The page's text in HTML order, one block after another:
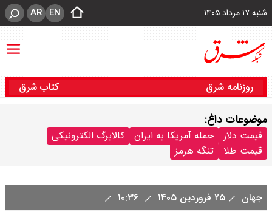
شنبه ۱۷ مرداد ۱۴۰۵ EN
AR
روزنامه شرق کتاب شرق
موضوعات داغ:
قیمت دلار حمله آمریکا به ایران
کالابرگ الکترونیکی
قیمت طلا
تنگه هرمز
جهان ۲۵ فروردین ۱۴۰۵